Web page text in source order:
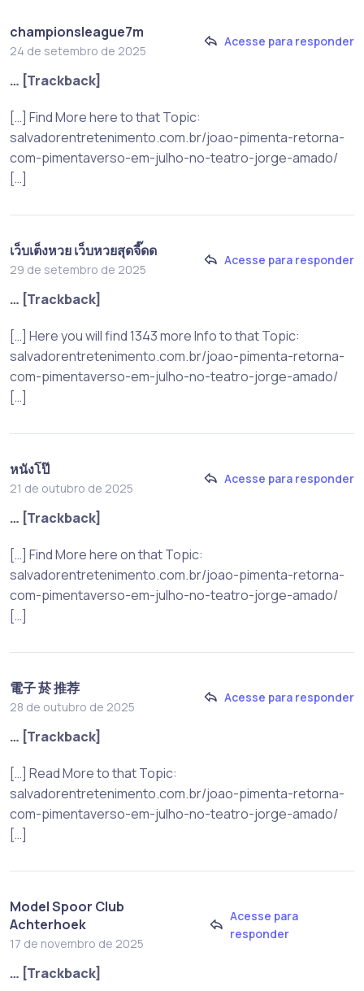
championsleague7m
24 de setembro de 2025
Acesse para responder
… [Trackback]
[…] Find More here to that Topic:
salvadorentretenimento.com.br/joao-pimenta-retorna-
com-pimentaverso-em-julho-no-teatro-jorge-amado/
[…]
เว็บเต็งหวย เว็บหวยสุดจี๊ดด
29 de setembro de 2025
Acesse para responder
… [Trackback]
[…] Here you will find 1343 more Info to that Topic:
salvadorentretenimento.com.br/joao-pimenta-retorna-
com-pimentaverso-em-julho-no-teatro-jorge-amado/
[…]
หนังโป๊
21 de outubro de 2025
Acesse para responder
… [Trackback]
[…] Find More here on that Topic:
salvadorentretenimento.com.br/joao-pimenta-retorna-
com-pimentaverso-em-julho-no-teatro-jorge-amado/
[…]
電子 菸 推荐
28 de outubro de 2025
Acesse para responder
… [Trackback]
[…] Read More to that Topic:
salvadorentretenimento.com.br/joao-pimenta-retorna-
com-pimentaverso-em-julho-no-teatro-jorge-amado/
[…]
Model Spoor Club
Achterhoek
17 de novembro de 2025
Acesse para
responder
… [Trackback]